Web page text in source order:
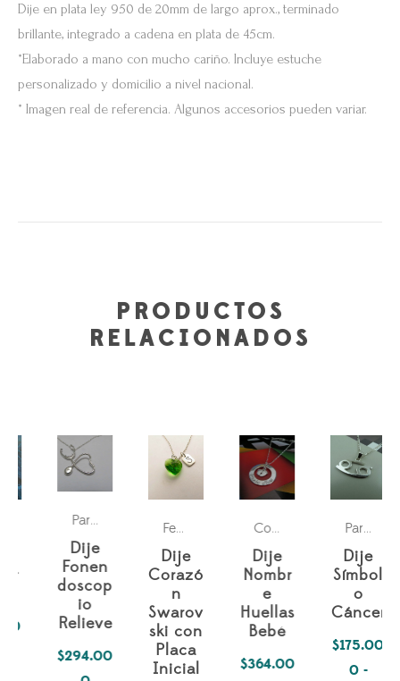
Dije en plata ley 950 de 20mm de largo aprox., terminado
brillante, integrado a cadena en plata de 45cm.
*Elaborado a mano con mucho cariño. Incluye estuche
personalizado y domicilio a nivel nacional.
* Imagen real de referencia. Algunos accesorios pueden variar.
PRODUCTOS
RELACIONADOS
Universo Fantástico
Para ella
Dije
Fonen
doscop
Relieve
294.00
,Para ella Parejas
Dije
Corazó
Swarov
ski con
Placa
Inicial
Collares Mes de la Madre
Dije
Nombr
Huellas
Bebé
364.00
Para él ,Para
Dije
Símbol
Cáncer
175.00